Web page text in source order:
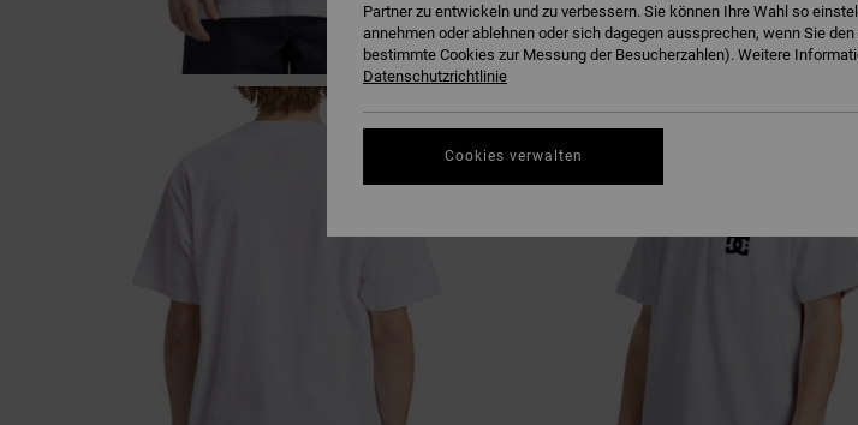
Partner zu entwickeln und zu verbessern. Sie können Ihre Wahl so
annehmen oder ablehnen oder sich dagegen aussprechen, wenn Sie
bestimmte Cookies zur Messung der Besucherzahlen). Weitere
Datenschutzrichtlinie
Cookies verwalten